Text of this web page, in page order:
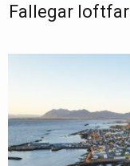
Fallegar